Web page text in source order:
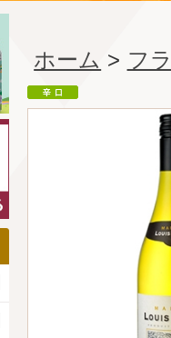
ホーム > フ